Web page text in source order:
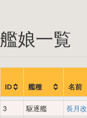
艦娘一覧
ID 艦種 名前
3 駆逐艦 長月改